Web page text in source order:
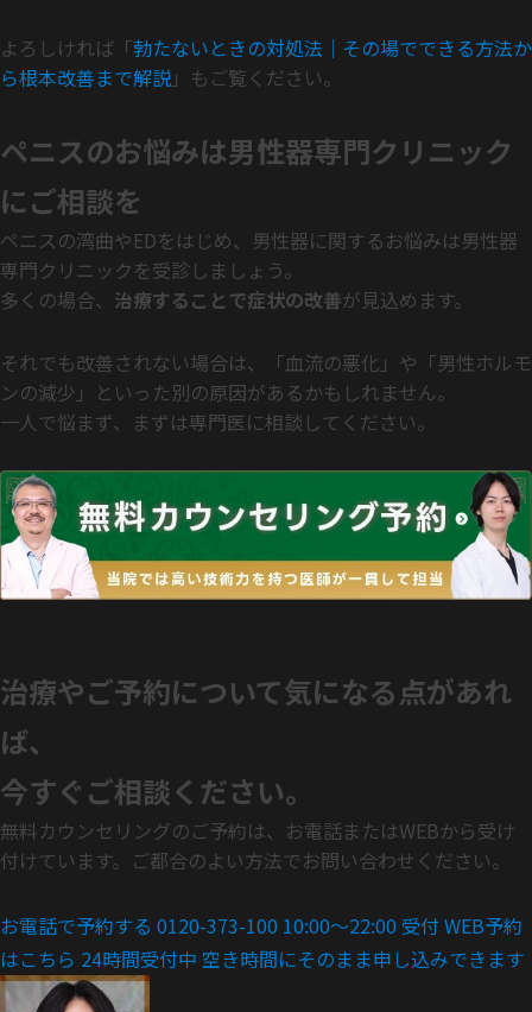
よろしければ「勃たないときの対処法｜その場でできる方法か
ら根本改善まで解説」もご覧ください。
ペニスのお悩みは男性器専門クリニック
にご相談を
ペニスの湾曲やEDをはじめ、男性器に関するお悩みは男性器
専門クリニックを受診しましょう。
多くの場合、 治療することで症状の改善が見込めます。
それでも改善されない場合は、「血流の悪化」や「男性ホルモ
ンの減少」といった別の原因があるかもしれません。
一人で悩まず、まずは専門医に相談してください。
治療やご予約について気になる点があれ
ば、
今すぐご相談ください。
無料カウンセリングのご予約は、お電話またはWEBから受け
付けています。ご都合のよい方法でお問い合わせください。
お電話で予約する 0120-373-100 10:00〜22:00 受付WEB予約
はこちら 24時間受付中 空き時間にそのまま申し込みできます